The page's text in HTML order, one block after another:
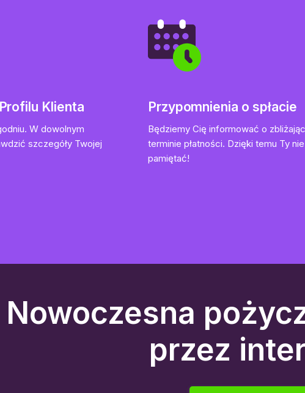
Klienta
W dowolnym
szczegóły Twojej
Przypomnienia o spłacie
Będziemy Cię informować o
terminie płatności. Dzięki temu Ty
pamiętać!
Nowoczesna
przez